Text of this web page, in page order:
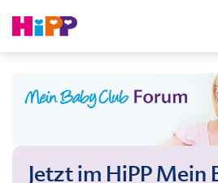
Jetzt im HiPP Mein